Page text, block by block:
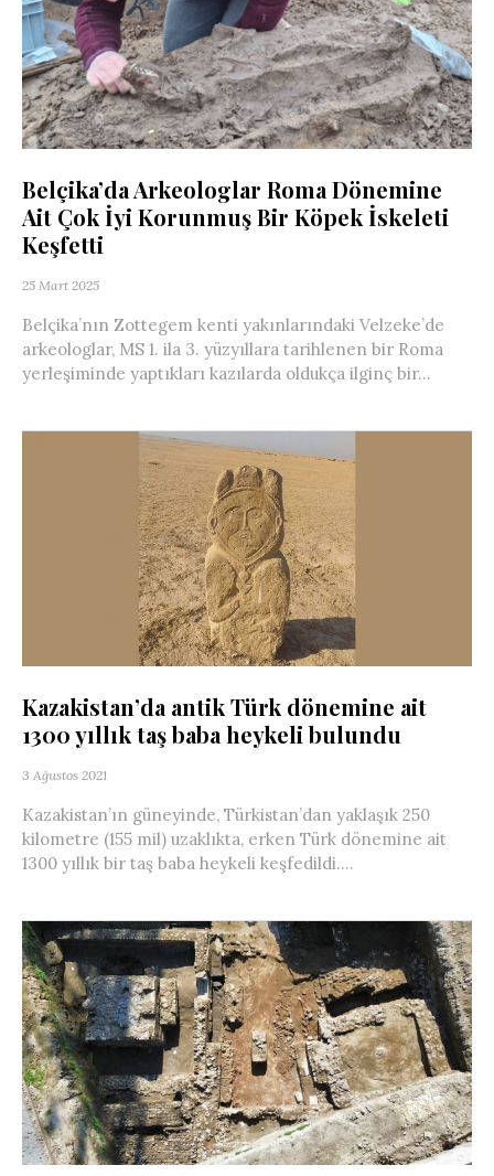
Belçika’da Arkeologlar Roma Dönemine
Ait Çok İyi Korunmuş Bir Köpek İskeleti
Keşfetti
25 Mart 2025
Belçika’nın Zottegem kenti yakınlarındaki Velzeke’de
arkeologlar, MS 1. ila 3. yüzyıllara tarihlenen bir Roma
yerleşiminde yaptıkları kazılarda oldukça ilginç bir...
Kazakistan’da antik Türk dönemine ait
1300 yıllık taş baba heykeli bulundu
3 Ağustos 2021
Kazakistan’ın güneyinde, Türkistan’dan yaklaşık 250
kilometre (155 mil) uzaklıkta, erken Türk dönemine ait
1300 yıllık bir taş baba heykeli keşfedildi....